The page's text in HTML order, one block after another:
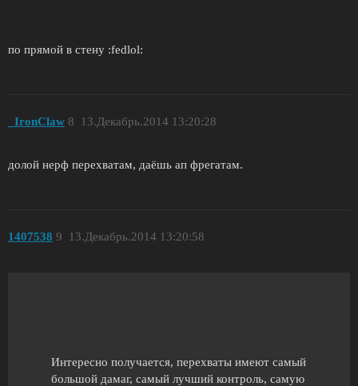
по прямой в стену :fedlol:
_IronClaw 13.Декабрь.2014 13:20:28
8
долой нерф перехватам, даёшь ап фрегатам.
1407538 13.Декабрь.2014 13:20:58
9
Интересно получается, перехваты имеют самый
большой дамаг, самый лучший контроль, самую